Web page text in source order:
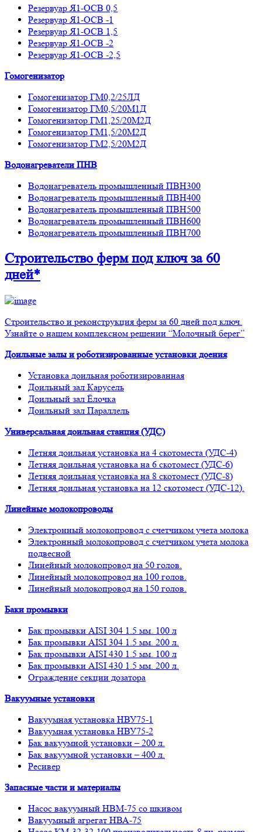
Резервуар Я1-ОСВ 0,5
Резервуар Я1-ОСВ -1
Резервуар Я1-ОСВ 1,5
Резервуар Я1-ОСВ -2
Резервуар Я1-ОСВ -2,5
Гомогенизатор
Гомогенизатор ГМ0,2/25ЛД
Гомогенизатор ГМ0,5/20М1Д
Гомогенизатор ГМ1,25/20М2Д
Гомогенизатор ГМ1,5/20М2Д
Гомогенизатор ГМ2,5/20М2Д
Водонагреватели ПНВ
Водонагреватель промышленный ПВН300
Водонагреватель промышленный ПВН400
Водонагреватель промышленный ПВН500
Водонагреватель промышленный ПВН600
Водонагреватель промышленный ПВН700
Строительство фермпод ключ за 60
дней*
Строительство и реконструкция ферм за 60 дней под ключ.
Узнайте о нашем комплексном решении “Молочный берег”
Доильные залы и роботизированные установки доения
Установка доильная роботизированная
Доильный зал Карусель
Доильный зал Ёлочка
Доильный зал Параллель
Универсальная доильная станция (УДС)
Летняя доильная установка на 4 скотоместа (УДС-4)
Летняя доильная установка на 6 скотомест (УДС-6)
Летняя доильная установка на 8 скотомест (УДС-8)
Летняя доильная установка на 12 скотомест (УДС-12).
Линейные молокопроводы
Электронный молокопровод с счетчиком учета молока
Электронный молокопровод с счетчиком учета молока
подвесной
Линейный молокопровод на 50 голов.
Линейный молокопровод на 100 голов.
Линейный молокопровод на 150 голов.
Баки промывки
Бак промывки AISI 304 1.5 мм. 100 л
Бак промывки AISI 304 1.5 мм. 200 л.
Бак промывки AISI 430 1.5 мм. 100 л
Бак промывки AISI 430 1.5 мм. 200 л.
Ограждение секции дозатора
Вакуумные установки
Вакуумная установка НВУ75-1
Вакуумная установка НВУ75-2
Бак вакуумной установки – 200 л.
Бак вакуумной установки – 400 л.
Ресивер
Запасные части и материалы
Насос вакуумный НВМ-75 со шкивом
Вакуумный агрегат НВА-75